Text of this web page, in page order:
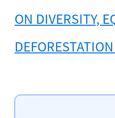
ON DIVERSITY,